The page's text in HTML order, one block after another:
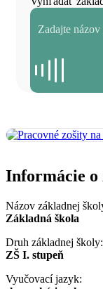
Informácie o
Názov základnej
Základná škola
Druh základnej školy:
ZŠ I. stupeň
Vyučovací jazyk: